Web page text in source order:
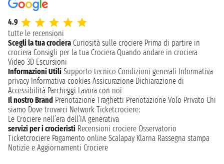
4.9
tutte le recensioni
Scegli la tua crociera Curiosità sulle crociere Prima di partire in
crociera Consigli per la tua Crociera Quando andare in crociera
Video 3D Escursioni
Informazioni Utili Supporto tecnico Condizioni generali Informativa
privacy Informativa cookies Assicurazione Dichiarazione di
Accessibilità Parcheggi Lavora con noi
Il nostro Brand Prenotazione Traghetti Prenotazione Volo Privato Chi
siamo Dove trovarci Network Ticketcrociere:
Le Crociere nell’era dell’IA generativa
servizi per i crocieristi Recensioni crociere Osservatorio
Ticketcrociere Pagamento online Scalapay Klarna Rassegna stampa
Notizie e Aggiornamenti Crociere